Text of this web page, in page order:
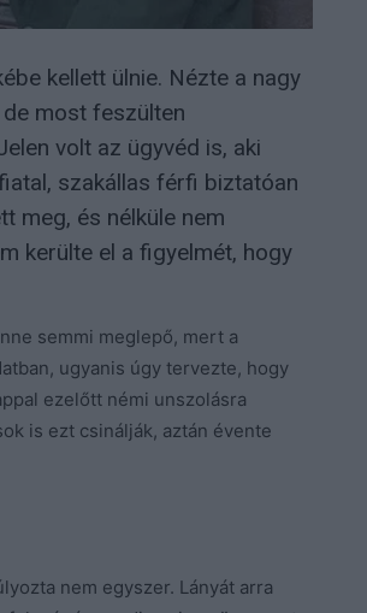
kellett ülnie. Nézte a nagy
most feszülten
volt az ügyvéd is, aki
szakállas férfi biztatóan
meg, és nélküle nem
kerülte el a figyelmét, hogy
semmi meglepő, mert a
ugyanis úgy tervezte, hogy
ezelőtt némi unszolásra
is ezt csinálják, aztán évente
nem egyszer. Lányát arra